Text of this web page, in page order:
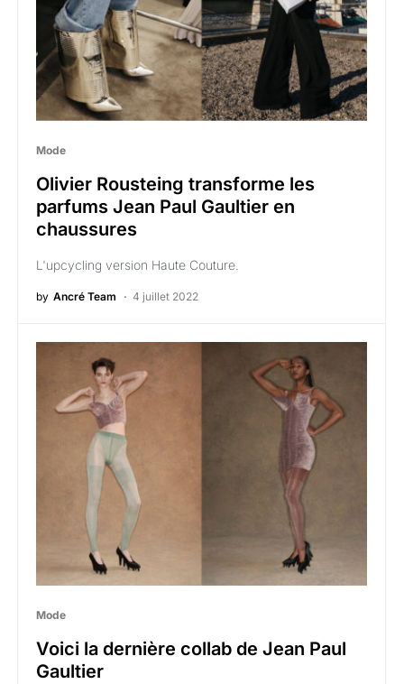
Mode
Olivier Rousteing transforme les
parfums Jean Paul Gaultier en
chaussures
L'upcycling version Haute Couture.
by Ancré Team 4 juillet 2022
Mode
Voici la dernière collab de Jean Paul
Gaultier